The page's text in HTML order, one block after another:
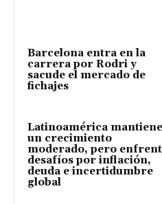
Barcelona entra en la
carrera por Rodri y
sacude el mercado de
fichajes
Latinoamérica mantiene
un crecimiento
moderado, pero
desafíos por inflación,
deuda e incertidumbre
global